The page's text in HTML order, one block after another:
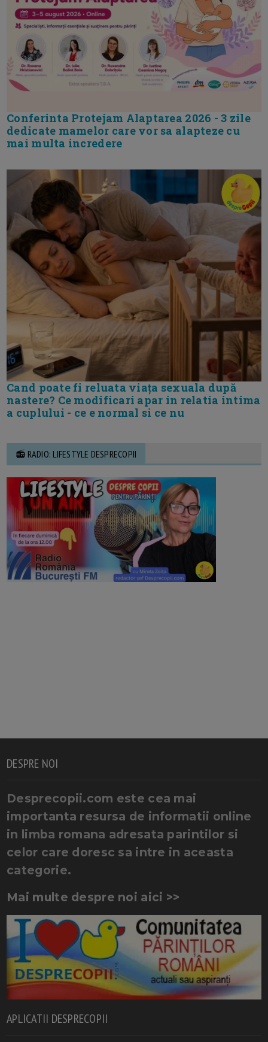
Conferinta Protejam Alaptarea 2026 - 3 zile
dedicate mamelor care vor sa alapteze cu
mai multa incredere
Cand poate fi reluata viața sexuala după
nastere? Ce modificari apar in relatia intima
a cuplului - ce e normal si ce nu
📻 RADIO: LIFESTYLE DESPRECOPII
DESPRE NOI
Desprecopii.com este cea mai
importanta resursa de informatii online
in limba romana adresata parintilor si
celor care doresc sa intre in aceasta
categorie.
Mai multe despre noi aici >>
APLICATII DESPRECOPII